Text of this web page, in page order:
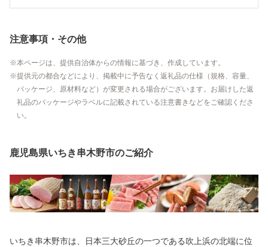
注意事項・その他
本ページは、提供自治体からの情報に基づき、作成しています。
提供元の都合などにより、掲載中に予告なく返礼品の仕様（規格、容量、
パッケージ、原材料など）が変更される場合がございます。お届けした返
礼品のパッケージやラベルに記載されている注意書きなどをご確認くださ
い。
鹿児島県いちき串木野市のご紹介
いちき串木野市は、日本三大砂丘の一つである吹上浜の北端に位